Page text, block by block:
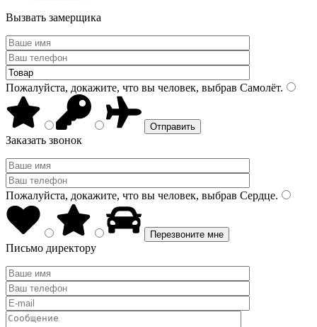
Вызвать замерщика
Пожалуйста, докажите, что вы человек, выбрав Самолёт.
Заказать звонок
Пожалуйста, докажите, что вы человек, выбрав Сердце.
Письмо директору